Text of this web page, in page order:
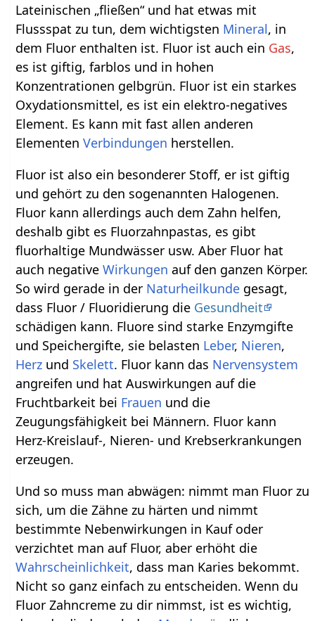
Lateinischen „fließen“ und hat etwas mit
Flussspat zu tun, dem wichtigsten Mineral, in
dem Fluor enthalten ist. Fluor ist auch ein Gas,
es ist giftig, farblos und in hohen
Konzentrationen gelbgrün. Fluor ist ein starkes
Oxydationsmittel, es ist ein elektro-negatives
Element. Es kann mit fast allen anderen
ElementenVerbindungen herstellen.
Fluor ist also ein besonderer Stoff, er ist giftig
und gehört zu den sogenannten Halogenen.
Fluor kann allerdings auch dem Zahn helfen,
deshalb gibt es Fluorzahnpastas, es gibt
fluorhaltige Mundwässer usw. Aber Fluor hat
auch negativeWirkungen auf den ganzen Körper.
So wird gerade in der Naturheilkunde gesagt,
dass Fluor / Fluoridierung die Gesundheit
schädigen kann. Fluore sind starke Enzymgifte
und Speichergifte, sie belasten Leber, Nieren,
Herz und Skelett. Fluor kann das Nervensystem
angreifen und hat Auswirkungen auf die
Fruchtbarkeit bei Frauen und die
Zeugungsfähigkeit bei Männern. Fluor kann
Herz-Kreislauf-, Nieren- und Krebserkrankungen
erzeugen.
Und so muss man abwägen: nimmt man Fluor zu
sich, um die Zähne zu härten und nimmt
bestimmte Nebenwirkungen in Kauf oder
verzichtet man auf Fluor, aber erhöht die
Wahrscheinlichkeit, dass man Karies bekommt.
Nicht so ganz einfach zu entscheiden. Wenn du
Fluor Zahncreme zu dir nimmst, ist es wichtig,